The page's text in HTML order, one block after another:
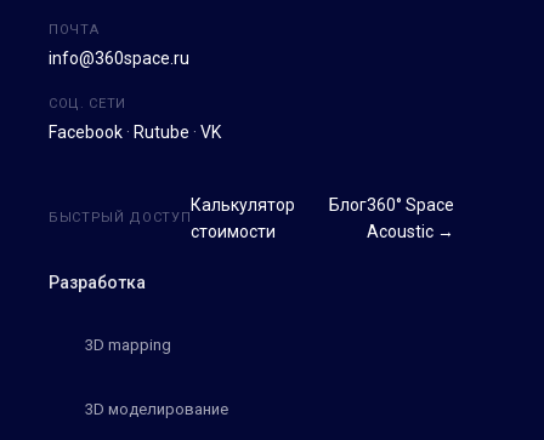
ПОЧТА
info@360space.ru
СОЦ. СЕТИ
Facebook · Rutube · VK
Разработка
3D mapping
3D моделирование
БЫСТРЫЙ ДОСТУП
Калькулятор
стоимости
Блог360° Space
Acoustic →